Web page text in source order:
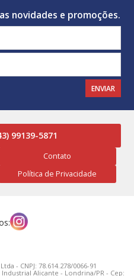
novidades e promoções.
ENVIAR
99139-5871
Contato
Política de Privacidade
- CNPJ: 78.614.278/0066-91
Industrial Alicante - Londrina/PR - Cep: